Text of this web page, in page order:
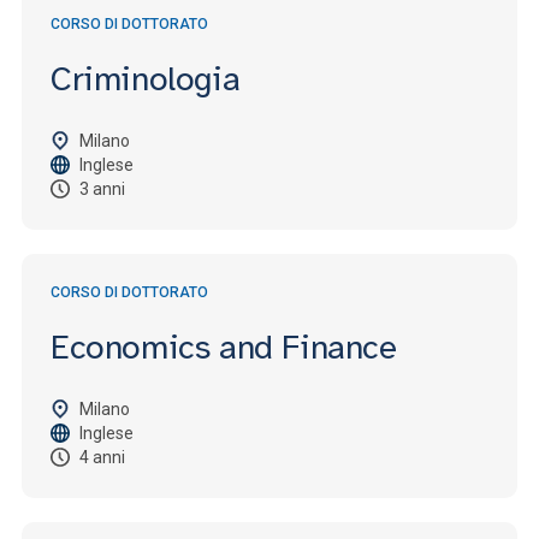
CORSO DI DOTTORATO
Criminologia
Milano
Inglese
3 anni
CORSO DI DOTTORATO
Economics and Finance
Milano
Inglese
4 anni